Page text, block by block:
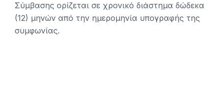
Σύμβασης ορίζεται σε χρονικό διάστημα δώδεκα
(12) μηνών από την ημερομηνία υπογραφής της
συμφωνίας.